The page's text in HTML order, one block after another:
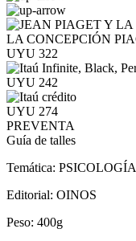
UYU 322
UYU 242
UYU 274
PREVENTA
Guía de talles
Temática: PSICOLOGÍA
Editorial: OINOS
Peso: 400g